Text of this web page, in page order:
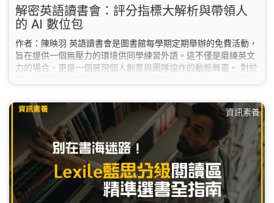
解密英語讀書會：評分指標大解析與帶領人
的 AI 數位包
作者：陳映羽 英語讀書會是圖書館每學期定期舉辦的免費活動，
旨在提供一個無壓力的環境供同學練習外語。這不僅是磨練英文
力的場合，更是一個展現個人創意與團隊協作的動態舞臺。 對於
在 AI 持續進化的 2026 年，又有哪些新工具能幫你從繁瑣的資料
中解脫，讓讀書會事半功倍？ 1. 掌握關鍵指標：評分標準大解
析 根據評審老師提供的 NTNU English Party…
資訊素養